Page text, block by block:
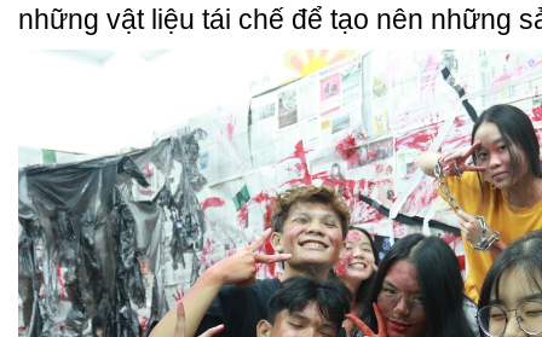
những vật liệu tái chế để tạo nên những